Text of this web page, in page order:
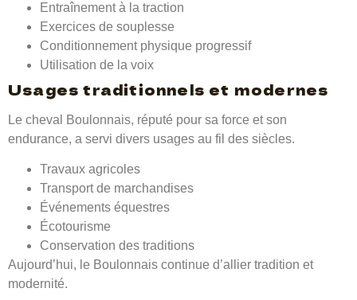
Entraînement à la traction
Exercices de souplesse
Conditionnement physique progressif
Utilisation de la voix
Usages traditionnels et modernes
Le cheval Boulonnais, réputé pour sa force et son
endurance, a servi divers usages au fil des siècles.
Travaux agricoles
Transport de marchandises
Événements équestres
Écotourisme
Conservation des traditions
Aujourd’hui, le Boulonnais continue d’allier tradition et
modernité.